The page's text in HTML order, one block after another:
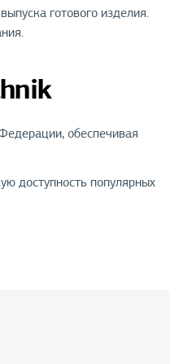
готового изделия.
обеспечивая
доступность популярных